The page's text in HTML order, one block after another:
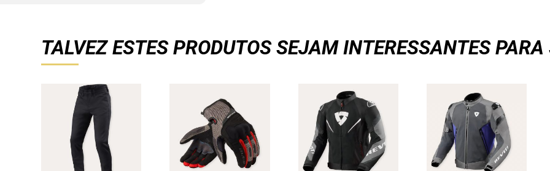
TALVEZ ESTES PRODUTOS SEJAM INTERESSANTES PARA